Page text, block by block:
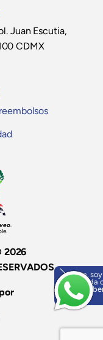
Juan Escutia,
CDMX
.
2026
Hola,
ayuda